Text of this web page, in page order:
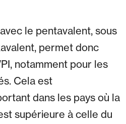
le pentavalent, sous
permet donc
notamment pour les
Cela est
dans les pays où la
supérieure à celle du